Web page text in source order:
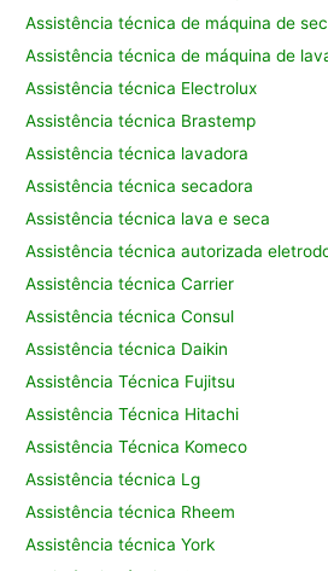
Assistência técnica de máquina de
Assistência técnica de máquina de
Assistência técnica Electrolux
Assistência técnica Brastemp
Assistência técnica lavadora
Assistência técnica secadora
Assistência técnica lava e seca
Assistência técnica autorizada
Assistência técnica Carrier
Assistência técnica Consul
Assistência técnica Daikin
Assistência Técnica Fujitsu
Assistência Técnica Hitachi
Assistência Técnica Komeco
Assistência técnica Lg
Assistência técnica Rheem
Assistência técnica York